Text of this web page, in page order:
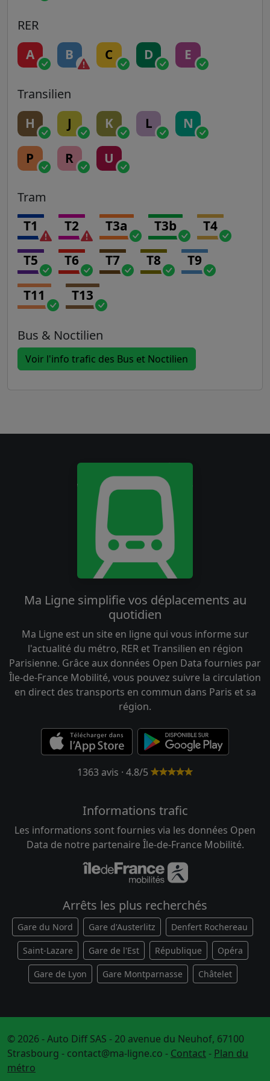
RER
A B C D E
Transilien
H J K L N
P R U
Tram
T1 T2 T3a T3b T4
T5 T6 T7 T8 T9
T11 T13
Bus & Noctilien
Voir l'info trafic des Bus et Noctilien
Ma Ligne simplifie vos déplacements au
quotidien
Ma Ligne est un site en ligne qui vous informe sur
l'actualité du métro, RER et Transilien en région
Parisienne. Grâce aux données Open Data fournies par
Île-de-France Mobilité, vous pouvez suivre la circulation
en direct des transports en commun dans Paris et sa
région.
1363 avis · 4.8/5
Informations trafic
Les informations sont fournies via les données Open
Data de notre partenaire Île-de-France Mobilité.
Arrêts les plus recherchés
Gare du Nord Gare d'Austerlitz Denfert Rochereau
Saint-Lazare Gare de l'Est République Opéra
Gare de Lyon Gare Montparnasse Châtelet
© 2026 - Auto Diff SAS - 20 avenue du Neuhof, 67100
Strasbourg - contact@ma-ligne.co - Contact- Plan du
métro